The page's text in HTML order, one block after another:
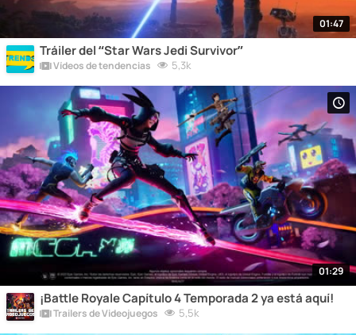
01:47
Tráiler del “Star Wars Jedi Survivor”
Vídeos de tendencias 5,3k
01:29
¡Battle Royale Capítulo 4 Temporada 2 ya está aquí!
Trailers de Videojuegos 5,5k